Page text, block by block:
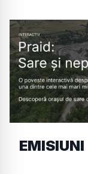
EMISIUNI